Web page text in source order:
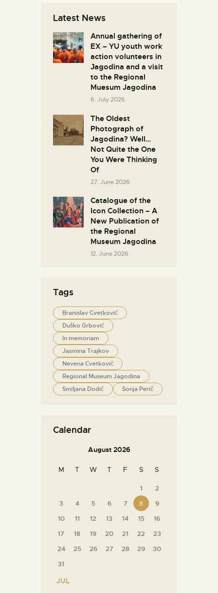
Latest News
Annual gathering of
EX – YU youth work
action volunteers in
Јagodina and a visit
to the Regional
Muesum Jagodina
6. July 2026.
The Oldest
Photograph of
Jagodina? Well…
Not Quite the One
You Were Thinking
Of
27. June 2026.
Catalogue of the
Icon Collection – A
New Publication of
the Regional
Museum Jagodina
12. June 2026.
Tags
Branislav Cvetković
Duško Grbović
In memoriam
Jasmina Trajkov
Nevena Cvetković
Regional Museum Jagodina
Smiljana Dodić
Sonja Perić
Calendar
August 2026
M T W T F S S
1
2
3
4 5 6 7 8
9
10
11 12 13 14 15
16
17
18 19 20 21 22
23
24
25 26 27 28 29
30
31
« JUL